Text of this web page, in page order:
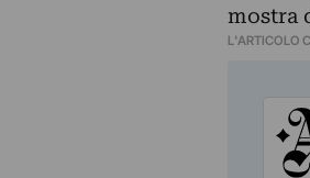
mostra
L'ARTICOLO